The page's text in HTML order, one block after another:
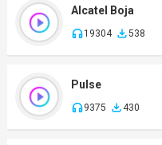
Alcatel Boja
19304 538
Pulse
9375 430